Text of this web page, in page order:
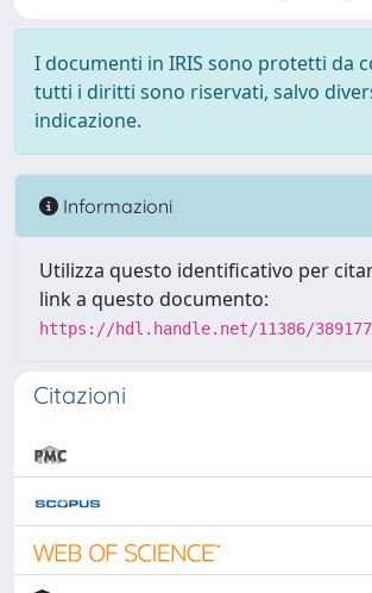
I documenti in IRIS sono protetti da
tutti i diritti sono riservati, salvo
indicazione.
Informazioni
Utilizza questo identificativo per
link a questo documento:
https://hdl.handle.net/11386/
Citazioni